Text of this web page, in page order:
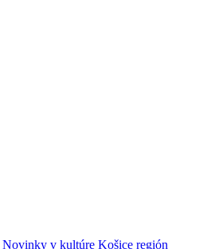
Novinky v kultúre Košice región